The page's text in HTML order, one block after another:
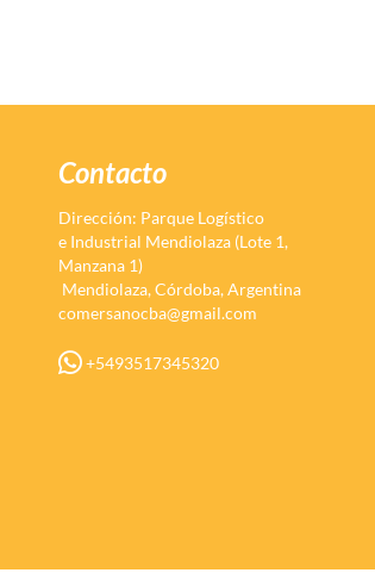
Contacto
Dirección: Parque Logístico
e Industrial Mendiolaza (Lote 1,
Manzana 1)
Mendiolaza, Córdoba, Argentina
comersanocba@gmail.com
+5493517345320